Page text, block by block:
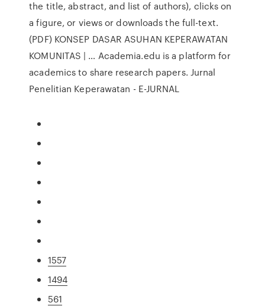
the title, abstract, and list of authors), clicks on
a figure, or views or downloads the full-text.
(PDF) KONSEP DASAR ASUHAN KEPERAWATAN
KOMUNITAS | … Academia.edu is a platform for
academics to share research papers. Jurnal
Penelitian Keperawatan - E-JURNAL
1557
1494
561